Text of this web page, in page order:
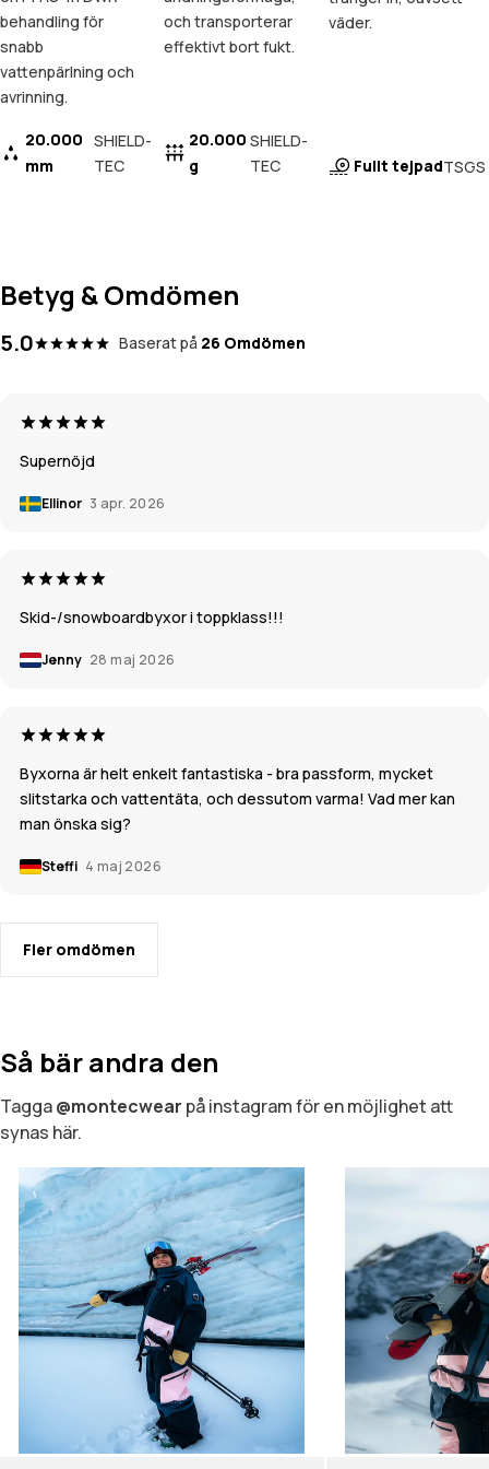
behandling för
snabb
vattenpärlning och
avrinning.
20.000
mm
SHIELD-
TEC
och transporterar
effektivt bort fukt.
20.000
g
SHIELD-
TEC
väder.
Fullt tejpadTSGS
Betyg & Omdömen
5.0 Baserat på 26 Omdömen
Supernöjd
Ellinor 3 apr. 2026
Skid-/snowboardbyxor i toppklass!!!
Jenny 28 maj 2026
Byxorna är helt enkelt fantastiska - bra passform, mycket
slitstarka och vattentäta, och dessutom varma! Vad mer kan
man önska sig?
Steffi 4 maj 2026
Fler omdömen
Så bär andra den
Tagga@montecwear på instagram för en möjlighet att
synas här.